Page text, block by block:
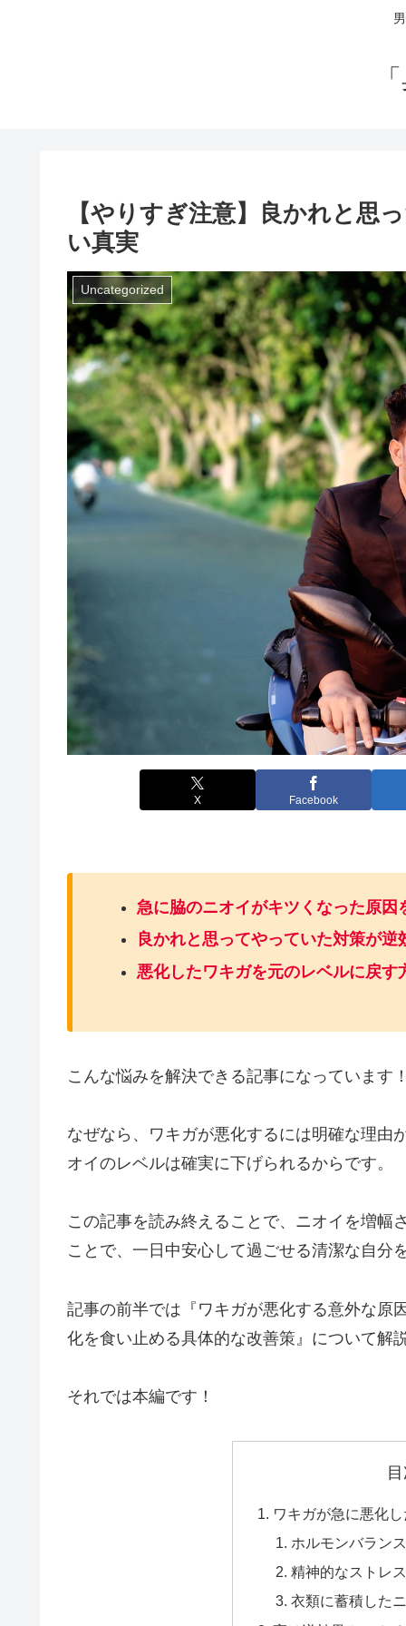
【やりすぎ注意】良かれと思
い真実
Uncategorized
X Facebook
急に脇のニオイがキツくなった原因
良かれと思ってやっていた対策が
悪化したワキガを元のレベルに戻す
こんな悩みを解決できる記事になっています
なぜなら、ワキガが悪化するには明確な理由
オイのレベルは確実に下げられるからです。
この記事を読み終えることで、ニオイを増幅
ことで、一日中安心して過ごせる清潔な自分
記事の前半では『ワキガが悪化する意外な原
化を食い止める具体的な改善策』について解
それでは本編です！
ワキガが急に悪化
ホルモンバラン
精神的なストレ
衣類に蓄積した